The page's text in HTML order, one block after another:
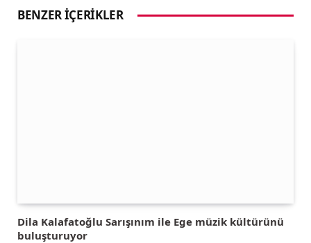
BENZER İÇERIKLER
Dila Kalafatoğlu Sarışınım ile Ege müzik kültürünü
buluşturuyor